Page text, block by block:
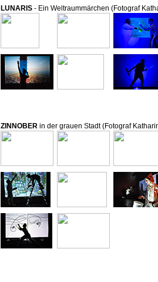
LUNARIS - Ein Weltraummärchen (Fotograf
ZINNOBER in der grauen Stadt (Fotograf